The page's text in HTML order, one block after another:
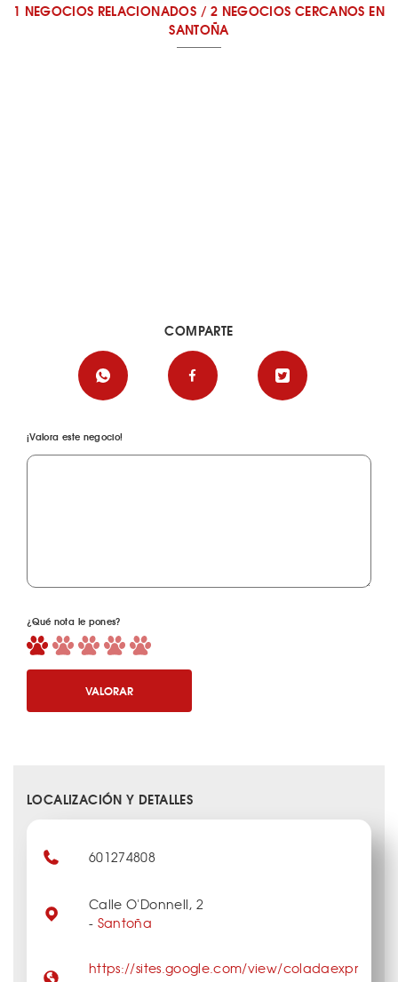
1 NEGOCIOS RELACIONADOS/2 NEGOCIOS CERCANOS EN
SANTOÑA
¡Valora este negocio!
¿Qué nota le pones?
VALORAR
COMPARTE
LOCALIZACIÓN Y DETALLES
601274808
Calle O'Donnell, 2
- Santoña
https://sites.google.com/view/coladaexpr